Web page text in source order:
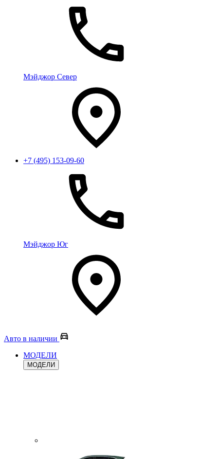
Мэйджор Север
+7 (495) 153-09-60
Мэйджор Юг
Авто в наличии
МОДЕЛИ
МОДЕЛИ